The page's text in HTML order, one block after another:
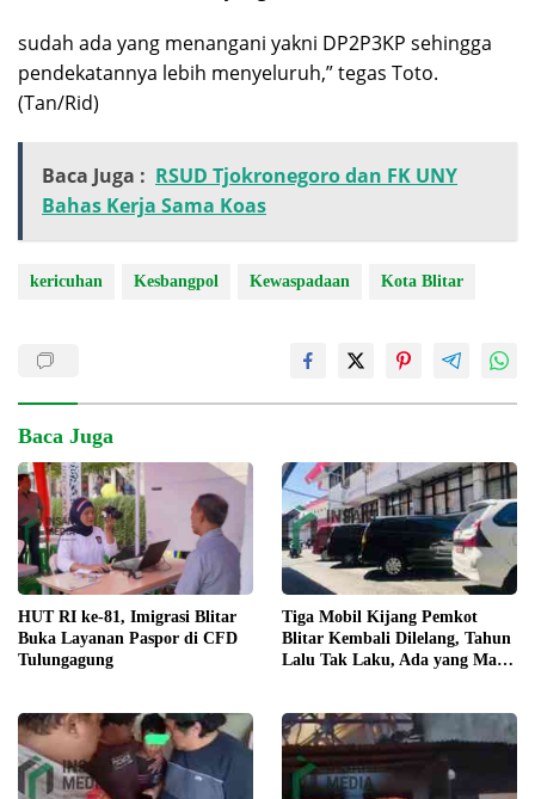
sudah ada yang menangani yakni DP2P3KP sehingga
pendekatannya lebih menyeluruh,” tegas Toto.
(Tan/Rid)
Baca Juga : RSUD Tjokronegoro dan FK UNY
Bahas Kerja Sama Koas
kericuhan Kesbangpol Kewaspadaan Kota Blitar
Baca Juga
HUT RI ke-81, Imigrasi Blitar
Buka Layanan Paspor di CFD
Tulungagung
Tiga Mobil Kijang Pemkot
Blitar Kembali Dilelang, Tahun
Lalu Tak Laku, Ada yang Mau